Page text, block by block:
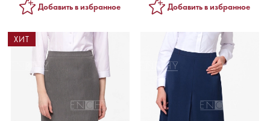
Добавить в избранное Добавить в избранное
ХИТ